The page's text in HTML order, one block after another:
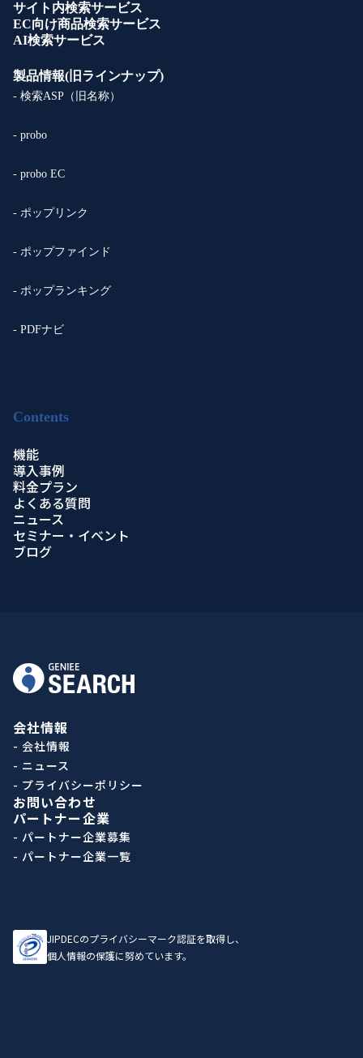
サイト内検索サービス
EC向け商品検索サービス
AI検索サービス
製品情報(旧ラインナップ)
- 検索ASP（旧名称）
- probo
- probo EC
- ポップリンク
- ポップファインド
- ポップランキング
- PDFナビ
Contents
機能
導入事例
料金プラン
よくある質問
ニュース
セミナー・イベント
ブログ
会社情報
- 会社情報
- ニュース
- プライバシーポリシー
お問い合わせ
パートナー企業
- パートナー企業募集
- パートナー企業一覧
JIPDECのプライバシーマーク認証を取得し、
個人情報の保護に努めています。